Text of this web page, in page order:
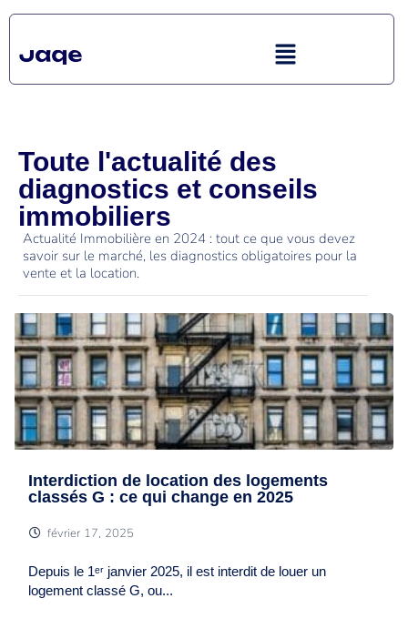
Toute l'actualité des
diagnostics et conseils
immobiliers
Actualité Immobilière en 2024 : tout ce que vous devez
savoir sur le marché, les diagnostics obligatoires pour la
vente et la location.
Interdiction de location des logements
classés G : ce qui change en 2025
février 17, 2025
Depuis le 1ᵉʳ janvier 2025, il est interdit de louer un
logement classé G, ou...